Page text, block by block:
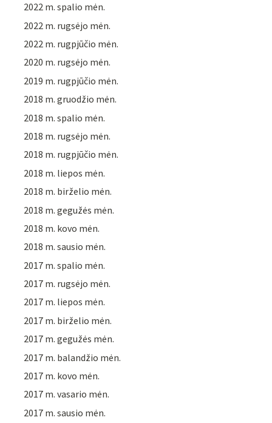
2022 m. spalio mėn.
2022 m. rugsėjo mėn.
2022 m. rugpjūčio mėn.
2020 m. rugsėjo mėn.
2019 m. rugpjūčio mėn.
2018 m. gruodžio mėn.
2018 m. spalio mėn.
2018 m. rugsėjo mėn.
2018 m. rugpjūčio mėn.
2018 m. liepos mėn.
2018 m. birželio mėn.
2018 m. gegužės mėn.
2018 m. kovo mėn.
2018 m. sausio mėn.
2017 m. spalio mėn.
2017 m. rugsėjo mėn.
2017 m. liepos mėn.
2017 m. birželio mėn.
2017 m. gegužės mėn.
2017 m. balandžio mėn.
2017 m. kovo mėn.
2017 m. vasario mėn.
2017 m. sausio mėn.